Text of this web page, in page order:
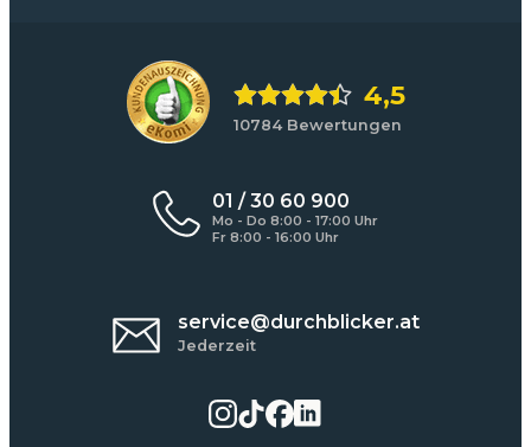
4,5
10784 Bewertungen
01 / 30 60 900
Mo - Do 8:00 - 17:00 Uhr
Fr 8:00 - 16:00 Uhr
service@durchblicker.at
Jederzeit